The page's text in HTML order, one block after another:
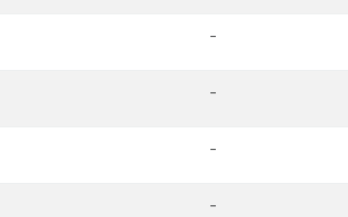
-
-
-
-